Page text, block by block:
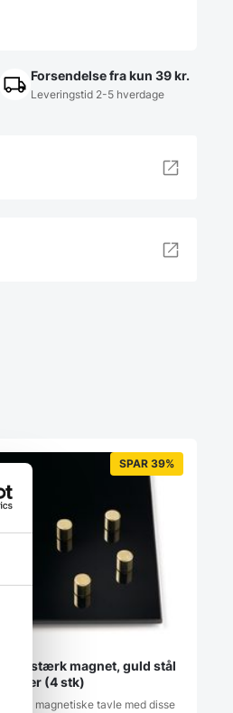
Forsendelse fra kun 39 kr.
Leveringstid 2-5 hverdage
SPAR 39%
stærk magnet, guld stål
(4 stk)
din magnetiske tavle med disse